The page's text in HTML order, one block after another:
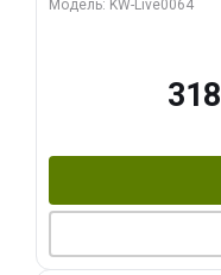
Модель: KW-Live0064